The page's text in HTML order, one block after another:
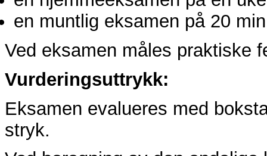
en muntlig eksamen på 20
Ved eksamen måles praktiske
Vurderingsuttrykk:
Eksamen evalueres med
stryk.